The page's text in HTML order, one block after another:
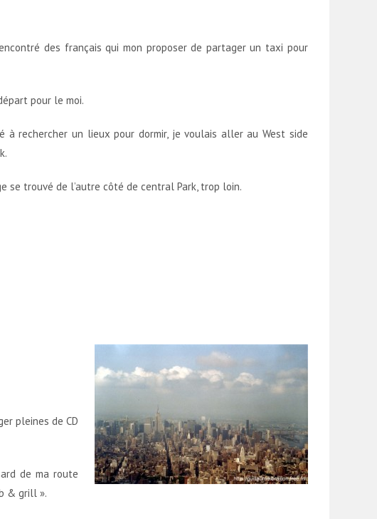
des français qui mon proposer de partager un taxi pour
pour le moi.
à rechercher un lieux pour dormir, je voulais aller au West side
se trouvé de l’autre côté de central Park, trop loin.
pleines de CD
de ma route
& grill ».